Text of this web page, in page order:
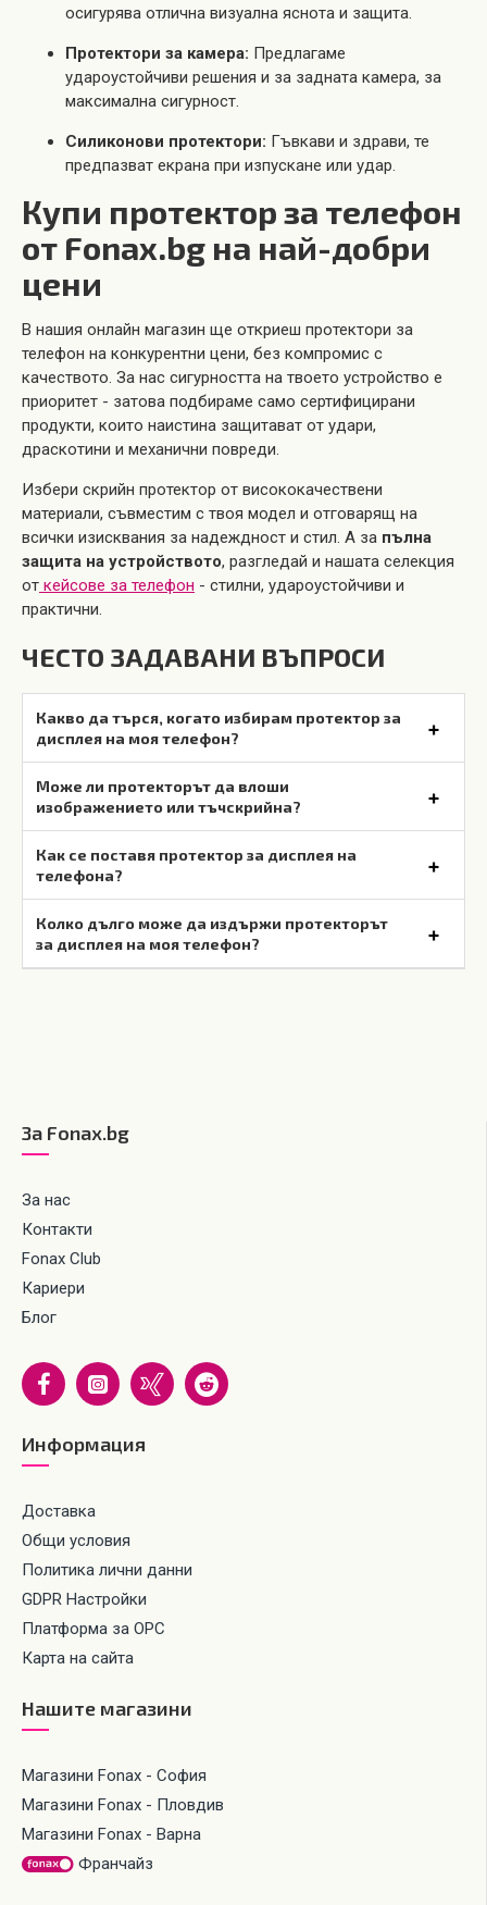
осигурява отлична визуална яснота и защита.
Протектори за камера: Предлагаме
удароустойчиви решения и за задната камера, за
максимална сигурност.
Силиконови протектори: Гъвкави и здрави, те
предпазват екрана при изпускане или удар.
Купи протектор за телефон
от Fonax.bg на най-добри
цени
В нашия онлайн магазин ще откриеш протектори за
телефон на конкурентни цени, без компромис с
качеството. За нас сигурността на твоето устройство е
приоритет - затова подбираме само сертифицирани
продукти, които наистина защитават от удари,
драскотини и механични повреди.
Избери скрийн протектор от висококачествени
материали, съвместим с твоя модел и отговарящ на
всички изисквания за надеждност и стил. А за пълна
защита на устройството, разгледай и нашата селекция
от кейсове за телефон - стилни, удароустойчиви и
практични.
ЧЕСТО ЗАДАВАНИ ВЪПРОСИ
Какво да търся, когато избирам протектор за
дисплея на моя телефон?
Може ли протекторът да влоши
изображението или тъчскрийна?
Как се поставя протектор за дисплея на
телефона?
Колко дълго може да издържи протекторът
за дисплея на моя телефон?
За Fonax.bg
За нас
Контакти
Fonax Club
Кариери
Блог
Информация
Доставка
Общи условия
Политика лични данни
GDPR Настройки
Платформа за ОРС
Карта на сайта
Нашите магазини
Магазини Fonax - София
Магазини Fonax - Пловдив
Магазини Fonax - Варна
Франчайз